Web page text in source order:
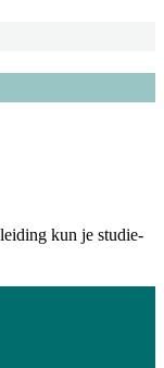
kun je studie-